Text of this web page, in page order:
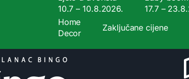
10.7 – 10.8.2026.
17.7 –
Home
Decor
Zaključane cijene